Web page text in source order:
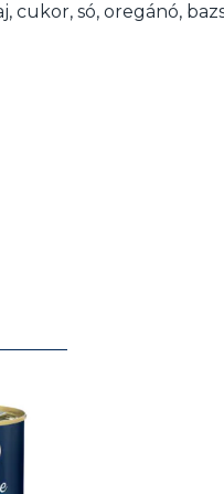
cukor, só, oregánó,